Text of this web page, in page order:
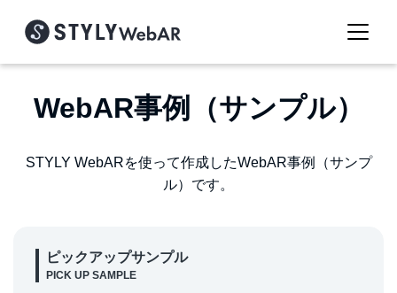
WebAR事例（サンプル）
STYLY WebARを使って作成したWebAR事例（サンプ
ル）です。
ピックアップサンプル
PICK UP SAMPLE